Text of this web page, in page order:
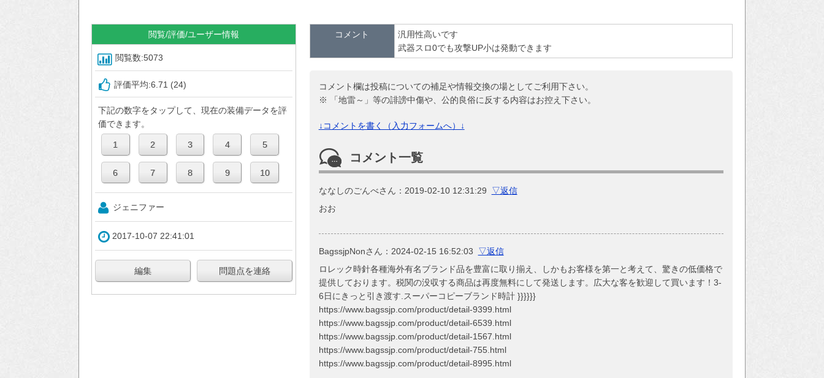
閲覧/評価/ユーザー情報
閲覧数:5073
評価平均:6.71 (24)
下記の数字をタップして、現在の装備データを評
価できます。
ジェニファー
2017-10-07 22:41:01
コメント
汎用性高いです
武器スロ0でも攻撃UP小は発動できます
コメント欄は投稿についての補足や情報交換の場としてご利用下さい。
※ 「地雷～」等の誹謗中傷や、公的良俗に反する内容はお控え下さい。
↓コメントを書く（入力フォームへ）↓
コメント一覧
ななしのごんべさん ：2019-02-10 12:31:29
▽返信
おお
BagssjpNonさん ：2024-02-15 16:52:03
▽返信
ロレック時針各種海外有名ブランド品を豊富に取り揃え、しかもお客様を第一と考えて、驚きの低価格で
提供しております。税関の没収する商品は再度無料にして発送します。広大な客を歓迎して買います！3-
6日にきっと引き渡す.スーパーコピーブランド時計 }}}}}}
https://www.bagssjp.com/product/detail-9399.html
https://www.bagssjp.com/product/detail-6539.html
https://www.bagssjp.com/product/detail-1567.html
https://www.bagssjp.com/product/detail-755.html
https://www.bagssjp.com/product/detail-8995.html